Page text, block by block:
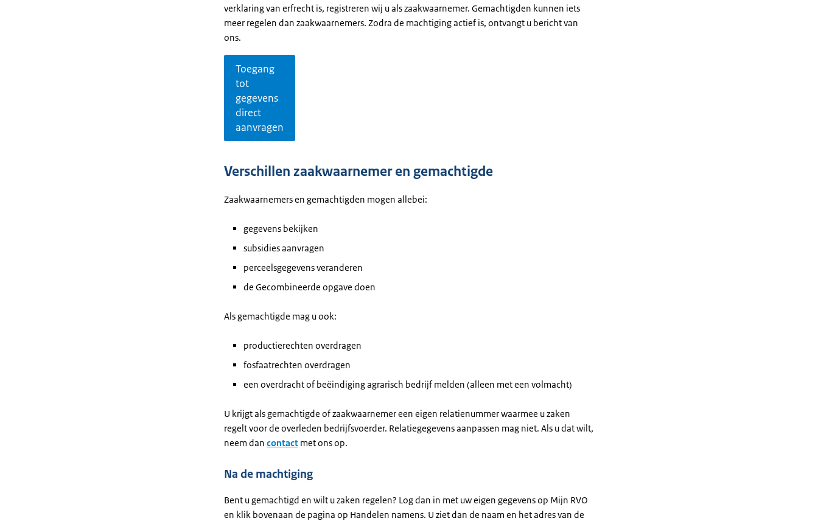
verklaring van erfrecht is, registreren wij u als zaakwaarnemer. Gemachtigden kunnen iets
meer regelen dan zaakwaarnemers. Zodra de machtiging actief is, ontvangt u bericht van
ons.
Toegang
tot
gegevens
direct
aanvragen
Verschillen zaakwaarnemer en gemachtigde
Zaakwaarnemers en gemachtigden mogen allebei:
gegevens bekijken
subsidies aanvragen
perceelsgegevens veranderen
de Gecombineerde opgave doen
Als gemachtigde mag u ook:
productierechten overdragen
fosfaatrechten overdragen
een overdracht of beëindiging agrarisch bedrijf melden (alleen met een volmacht)
U krijgt als gemachtigde of zaakwaarnemer een eigen relatienummer waarmee u zaken
regelt voor de overleden bedrijfsvoerder. Relatiegegevens aanpassen mag niet. Als u dat wilt,
neem dan contact met ons op.
Na de machtiging
Bent u gemachtigd en wilt u zaken regelen? Log dan in met uw eigen gegevens op Mijn RVO
en klik bovenaan de pagina op Handelen namens. U ziet dan de naam en het adres van de